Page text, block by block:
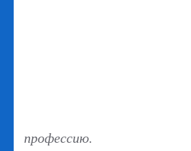
профессию.